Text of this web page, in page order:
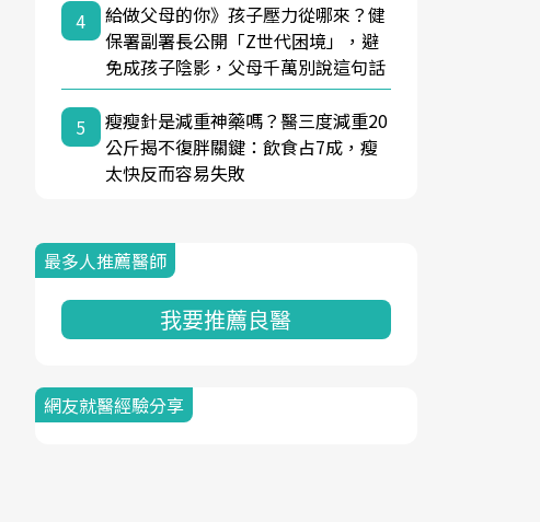
4
給做父母的你》孩子壓力從哪來？健
保署副署長公開「Z世代困境」，避
免成孩子陰影，父母千萬別說這句話
5
瘦瘦針是減重神藥嗎？醫三度減重20
公斤揭不復胖關鍵：飲食占7成，瘦
太快反而容易失敗
最多人推薦醫師
我要推薦良醫
網友就醫經驗分享